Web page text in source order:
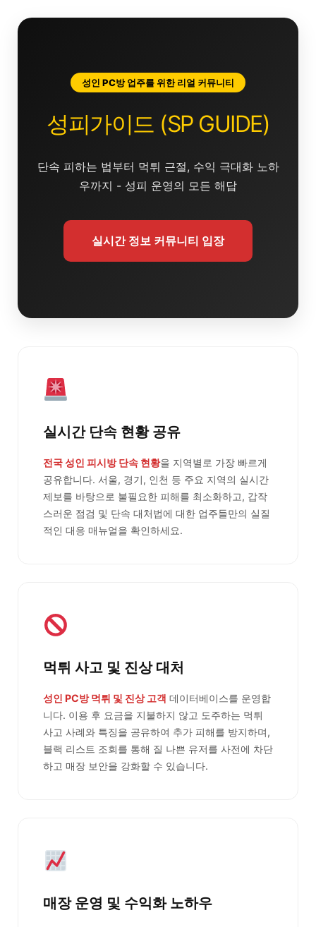
성인 PC방 업주를 위한 리얼 커뮤니티
성피가이드 (SP GUIDE)
단속 피하는 법부터 먹튀 근절, 수익 극대화 노하
우까지 - 성피 운영의 모든 해답
실시간 정보 커뮤니티 입장
실시간 단속 현황 공유
전국 성인 피시방 단속 현황을 지역별로 가장 빠르게
공유합니다. 서울, 경기, 인천 등 주요 지역의 실시간
제보를 바탕으로 불필요한 피해를 최소화하고, 갑작
스러운 점검 및 단속 대처법에 대한 업주들만의 실질
적인 대응 매뉴얼을 확인하세요.
먹튀 사고 및 진상 대처
성인 PC방 먹튀 및 진상 고객 데이터베이스를 운영합
니다. 이용 후 요금을 지불하지 않고 도주하는 먹튀
사고 사례와 특징을 공유하여 추가 피해를 방지하며,
블랙 리스트 조회를 통해 질 나쁜 유저를 사전에 차단
하고 매장 보안을 강화할 수 있습니다.
매장 운영 및 수익화 노하우